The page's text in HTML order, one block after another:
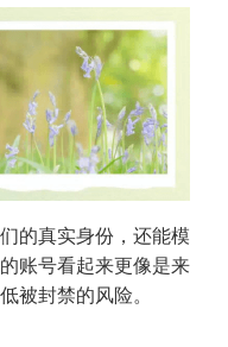
真实身份，还能模
账号看起来更像是来
被封禁的风险。